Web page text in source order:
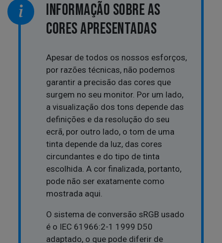
INFORMAÇÃO SOBRE AS
CORES APRESENTADAS
Apesar de todos os nossos esforços,
por razões técnicas, não podemos
garantir a precisão das cores que
surgem no seu monitor. Por um lado,
a visualização dos tons depende das
definições e da resolução do seu
ecrã, por outro lado, o tom de uma
tinta depende da luz, das cores
circundantes e do tipo de tinta
escolhida. A cor finalizada, portanto,
pode não ser exatamente como
mostrada aqui.
O sistema de conversão sRGB usado
é o IEC 61966:2-1 1999 D50
adaptado, o que pode diferir de